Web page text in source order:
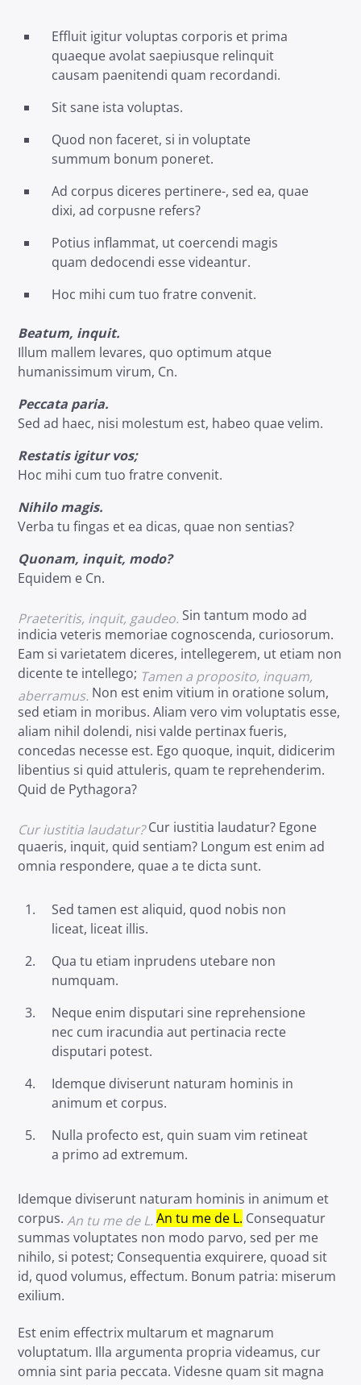
Effluit igitur voluptas corporis et prima
quaeque avolat saepiusque relinquit
causam paenitendi quam recordandi.
Sit sane ista voluptas.
Quod non faceret, si in voluptate
summum bonum poneret.
Ad corpus diceres pertinere-, sed ea, quae
dixi, ad corpusne refers?
Potius inflammat, ut coercendi magis
quam dedocendi esse videantur.
Hoc mihi cum tuo fratre convenit.
Beatum, inquit.
Illum mallem levares, quo optimum atque
humanissimum virum, Cn.
Peccata paria.
Sed ad haec, nisi molestum est, habeo quae velim.
Restatis igitur vos;
Hoc mihi cum tuo fratre convenit.
Nihilo magis.
Verba tu fingas et ea dicas, quae non sentias?
Quonam, inquit, modo?
Equidem e Cn.
Praeteritis, inquit, gaudeo. Sin tantum modo ad
indicia veteris memoriae cognoscenda, curiosorum.
Eam si varietatem diceres, intellegerem, ut etiam non
dicente te intellego; Tamen a proposito, inquam,
aberramus. Non est enim vitium in oratione solum,
sed etiam in moribus. Aliam vero vim voluptatis esse,
aliam nihil dolendi, nisi valde pertinax fueris,
concedas necesse est. Ego quoque, inquit, didicerim
libentius si quid attuleris, quam te reprehenderim.
Quid de Pythagora?
Cur iustitia laudatur?Cur iustitia laudatur? Egone
quaeris, inquit, quid sentiam? Longum est enim ad
omnia respondere, quae a te dicta sunt.
Sed tamen est aliquid, quod nobis non
liceat, liceat illis.
Qua tu etiam inprudens utebare non
numquam.
Neque enim disputari sine reprehensione
nec cum iracundia aut pertinacia recte
disputari potest.
Idemque diviserunt naturam hominis in
animum et corpus.
Nulla profecto est, quin suam vim retineat
a primo ad extremum.
Idemque diviserunt naturam hominis in animum et
corpus. An tu me de L. An tu me de L. Consequatur
summas voluptates non modo parvo, sed per me
nihilo, si potest; Consequentia exquirere, quoad sit
id, quod volumus, effectum. Bonum patria: miserum
exilium.
Est enim effectrix multarum et magnarum
voluptatum. Illa argumenta propria videamus, cur
omnia sint paria peccata. Videsne quam sit magna